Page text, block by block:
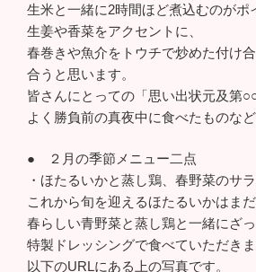
生米と一緒に2時間ほど煮込むのがポ
生姜や香菜をアクセントに、
春巻きや魚介をトウチで炒めた付け
合うと思います。
皆さんにとっての「思い出状元及第
よく勝負前の真夜中に食べたものな
● ２月の季節メニュー二点
・ほたるいかと蒸し鶏、春野菜
これから旬を迎えるほたるいかはまだ
春らしい青野菜と蒸し鶏と一緒にざ
特製ドレッシングで食べていただきま
以下のURLにある上の写真です。